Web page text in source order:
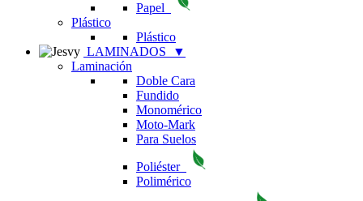
Papel
Plástico
Plástico
LAMINADOS
▼
Laminación
Doble Cara
Fundido
Monomérico
Moto-Mark
Para Suelos
Poliéster
Polimérico